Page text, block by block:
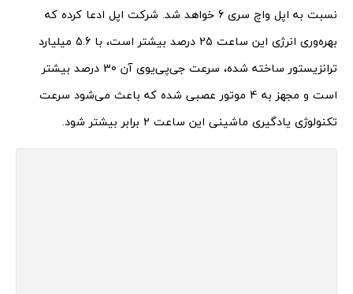
نسبت به اپل واچ سری 6 خواهد شد. شرکت اپل ادعا کرده که
بهره‌وری انرژی این ساعت 25 درصد بیشتر است، با 5.6 میلیارد
ترانزیستور ساخته شده، سرعت جی‌پی‌یوی آن 30 درصد بیشتر
است و مجهز به 4 موتور عصبی شده که باعث می‌شود سرعت
تکنولوژی یادگیری ماشینی این ساعت 2 برابر بیشتر شود.